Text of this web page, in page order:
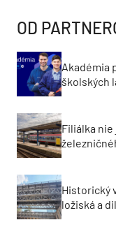
OD
Akadémia
školských
Filiálka
Historický
ložiská a